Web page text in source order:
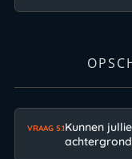
VRAAG 5.1Kunnen